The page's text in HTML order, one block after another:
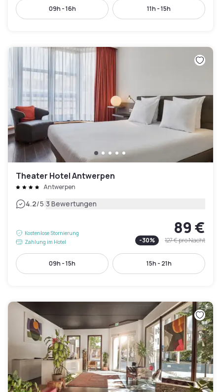
09h - 16h 11h - 15h
Theater Hotel Antwerpen
Antwerpen
4.2/5|3 Bewertungen
Kostenlose Stornierung
Zahlung im Hotel
89 €
-30% 127 €pro Nacht
09h - 15h 15h - 21h